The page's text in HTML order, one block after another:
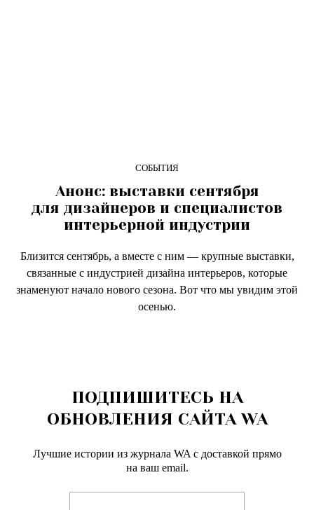
СОБЫТИЯ
Анонс: выставки сентября
для дизайнеров и специалистов
интерьерной индустрии
Близится сентябрь, а вместе с ним — крупные выставки,
связанные с индустрией дизайна интерьеров, которые
знаменуют начало нового сезона. Вот что мы увидим этой
осенью.
ПОДПИШИТЕСЬ НА
ОБНОВЛЕНИЯ САЙТА WA
Лучшие истории из журнала WA c доставкой прямо
на ваш email.